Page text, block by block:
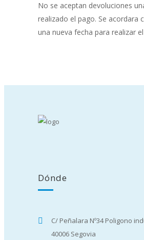
No se aceptan devoluciones
realizado el pago. Se acordara
una nueva fecha para realizar
Dónde
C/ Peñalara Nº34 Poligono
40006 Segovia